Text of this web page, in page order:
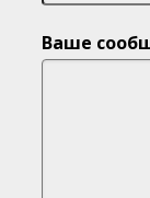
Ваше